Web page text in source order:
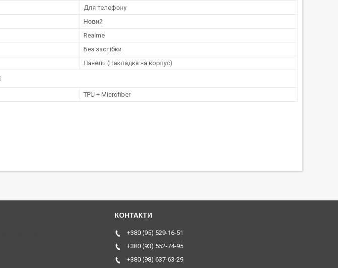
Для телефону
Новий
Realme
Без застібки
Панель (Накладка на корпус)
TPU + Microfiber
+380 (95) 529-16-51
+380 (93) 552-74-95
+380 (98) 637-63-29